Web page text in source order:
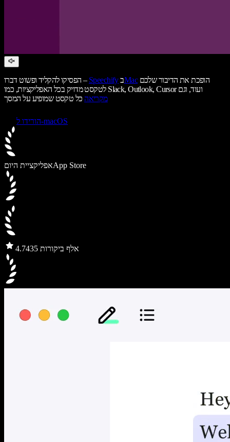
הפסיקו להקליד ופשוט דברו – Speechify בMacהופכת את הדיבור שלכם
לטקסט מדויק בכל האפליקציות, כמו Slack, Outlook, Cursor ועוד, וגם
מקריאהכל טקסט שמופיע על המסך
הורידו ל-macOS
אפליקציית היוםApp Store
4.7 435 אלף ביקורות